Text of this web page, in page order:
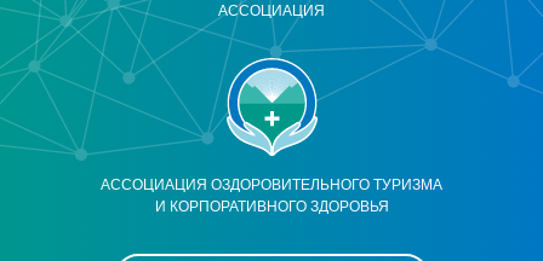
АССОЦИАЦИЯ ОЗДОРОВИТЕЛЬНОГО ТУРИЗМА
И КОРПОРАТИВНОГО ЗДОРОВЬЯ
АССОЦИАЦИЯ